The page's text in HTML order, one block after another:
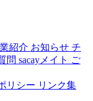
紹介 お知らせ チ
問 sacayメイト ご
リシー リンク集